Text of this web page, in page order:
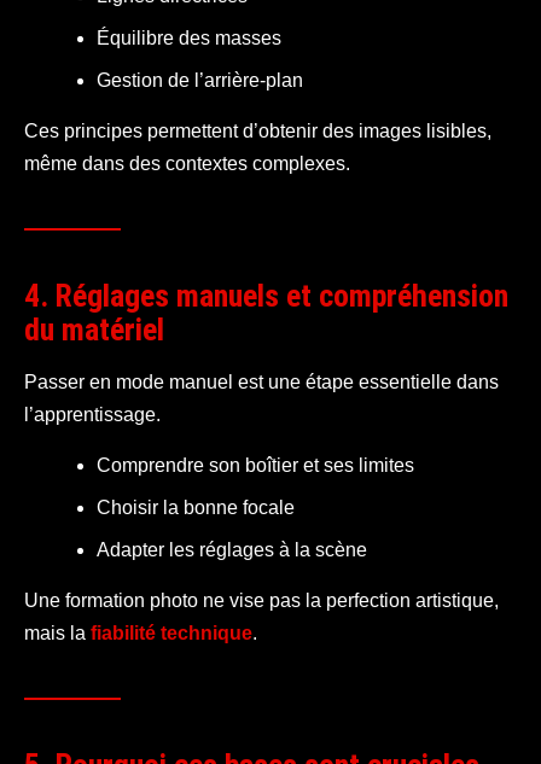
Équilibre des masses
Gestion de l’arrière-plan
Ces principes permettent d’obtenir des images lisibles,
même dans des contextes complexes.
4. Réglages manuels et compréhension
du matériel
Passer en mode manuel est une étape essentielle dans
l’apprentissage.
Comprendre son boîtier et ses limites
Choisir la bonne focale
Adapter les réglages à la scène
Une formation photo ne vise pas la perfection artistique,
mais la fiabilité technique.